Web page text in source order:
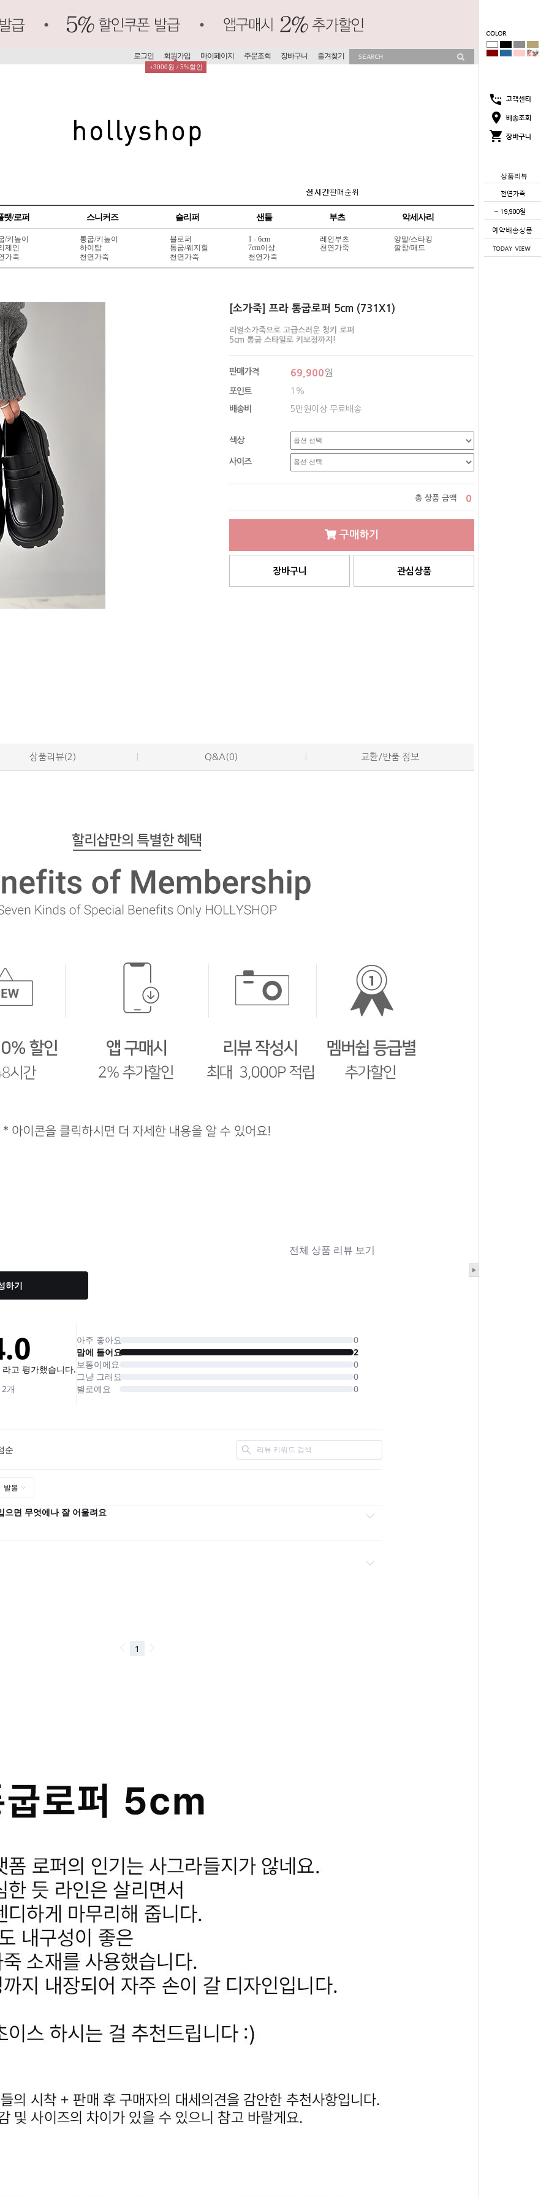
상품리뷰
로그인 회원가입
+3000원 / 5%할인
마이페이지 주문조회 장바구니 즐겨찾기
랫/로퍼 스니커즈 슬리퍼 샌들 부츠 악세사리
/키높이
제인
가죽
통굽/키높이
하이탑
천연가죽
블로퍼
통굽/웨지힐
천연가죽
1 - 6cm
7cm이상
천연가죽
레인부츠
천연가죽
양말/스타킹
깔창/패드
[소가죽] 프라 통굽로퍼 5cm (731X1)
리얼소가죽으로 고급스러운 청키 로퍼
5cm 통굽 스타일로 키보정까지!
판매가격 69,900원
포인트 1%
배송비 5만원이상 무료배송
색상
사이즈
총 상품 금액 0
구매하기
장바구니 관심상품
상품리뷰(2) Q&A(0) 교환/반품 정보